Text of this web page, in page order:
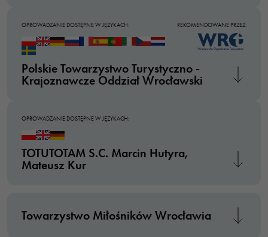
OPROWADZANIE DOSTĘPNE W JĘZYKACH: REKOMENDOWANE PRZEZ:
Polskie Towarzystwo Turystyczno -
Krajoznawcze Oddział Wrocławski
OPROWADZANIE DOSTĘPNE W JĘZYKACH:
TOTUTOTAM S.C. Marcin Hutyra,
Mateusz Kur
Towarzystwo Miłośników Wrocławia